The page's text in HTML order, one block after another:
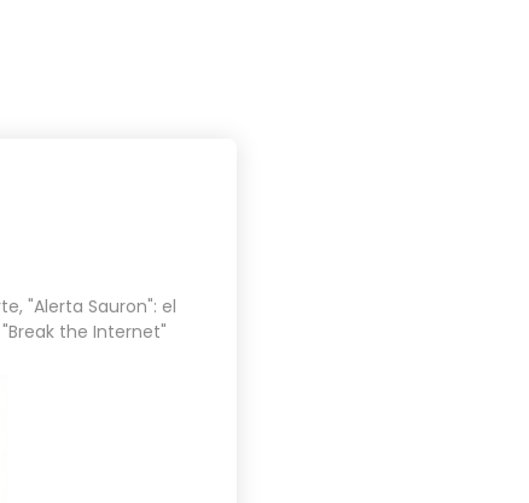
, "Alerta Sauron": el
"Break the Internet"